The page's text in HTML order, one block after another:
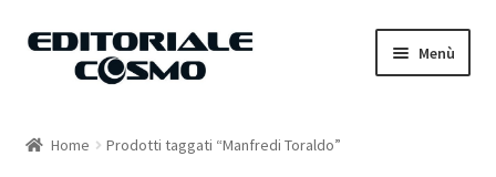
Vai
Vai
Menù
Home Prodotti taggati “Manfredi Toraldo”